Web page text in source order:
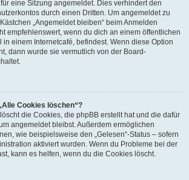
eine Sitzung angemeldet. Dies verhindert den
durch einen Dritten. Um angemeldet zu
„Angemeldet bleiben“ beim Anmelden
empfehlenswert, wenn du dich an einem öffentlichen
in einem Internetcafé, befindest. Wenn diese Option
dann wurde sie vermutlich von der Board-
Cookies löschen“?
die Cookies, die phpBB erstellt hat und die dafür
angemeldet bleibst. Außerdem ermöglichen
wie beispielsweise den „Gelesen“-Status – sofern
aktiviert wurden. Wenn du Probleme bei der
kann es helfen, wenn du die Cookies löscht.